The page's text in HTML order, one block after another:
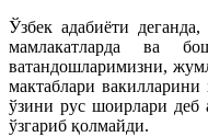
Ўзбек адабиёти
мамлакатларда ва
ватандошларимизни,
мактаблари
ўзини рус шоирлари деб
ўзгариб қолмайди.